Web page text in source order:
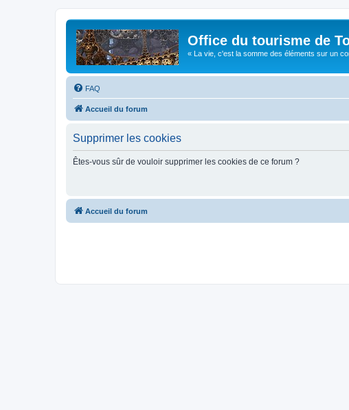
Office du tourisme de
« La vie, c'est la somme des éléments sur un
FAQ
Accueil du forum
Supprimer les cookies
Êtes-vous sûr de vouloir supprimer les cookies de ce forum ?
Accueil du forum